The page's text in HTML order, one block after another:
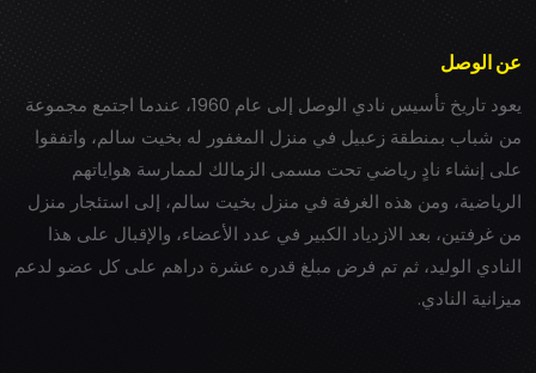
عن الوصل
يعود تاريخ تأسيس نادي الوصل إلى عام 1960، عندما اجتمع مجموعة
من شباب بمنطقة زعبيل في منزل المغفور له بخيت سالم، واتفقوا
على إنشاء نادٍ رياضي تحت مسمى الزمالك لممارسة هواياتهم
الرياضية، ومن هذه الغرفة في منزل بخيت سالم، إلى استئجار منزل
من غرفتين، بعد الازدياد الكبير في عدد الأعضاء، والإقبال على هذا
النادي الوليد، ثم تم فرض مبلغ قدره عشرة دراهم على كل عضو لدعم
ميزانية النادي.